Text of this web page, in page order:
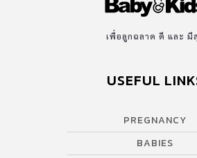
ลอยตัวในน้ำให้เป็นตั้งแต่เด็กๆมีประโยชน์มา
เด็กว่ายน้ำเพื่อป้องกันการจมน้ำเสียชีวิต มาฝ
“เทคนิคการสอนเด็กว่ายน้ำเพื่อป้องกันการจ
เพื่อลูกฉลาด ดี และ มี
USEFUL
PREGNANCY
BABIES